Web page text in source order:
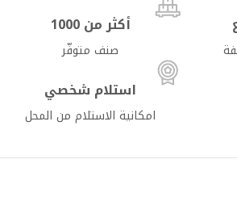
أكثر من 1000
صنف متوفّر
استلام شخصي
امكانية الاستلام من المحل